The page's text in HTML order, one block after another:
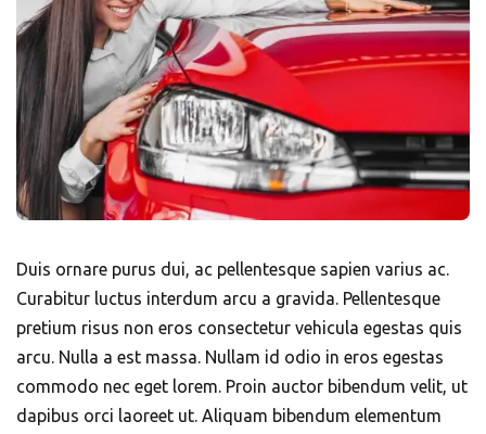
Duis ornare purus dui, ac pellentesque sapien varius ac.
Curabitur luctus interdum arcu a gravida. Pellentesque
pretium risus non eros consectetur vehicula egestas quis
arcu. Nulla a est massa. Nullam id odio in eros egestas
commodo nec eget lorem. Proin auctor bibendum velit, ut
dapibus orci laoreet ut. Aliquam bibendum elementum